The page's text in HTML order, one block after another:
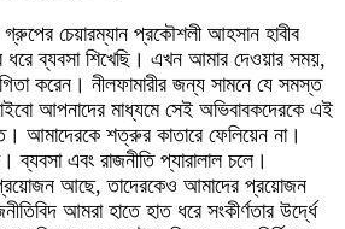
চেয়ারম্যান প্রকৌশলী আহসান হাবীব
ব্যবসা শিখেছি। এখন আমার দেওয়ার সময়,
করেন। নীলফামারীর জন্য সামনে যে সমস্ত
আপনাদের মাধ্যমে সেই অভিবাবকদেরকে এই
আমাদেরকে শত্রুর কাতারে ফেলিয়েন না।
এবং রাজনীতি প্যারালাল চলে।
আছে, তাদেরকেও আমাদের প্রয়োজন
আমরা হাতে হাত ধরে সংকীর্ণতার উর্দ্ধে